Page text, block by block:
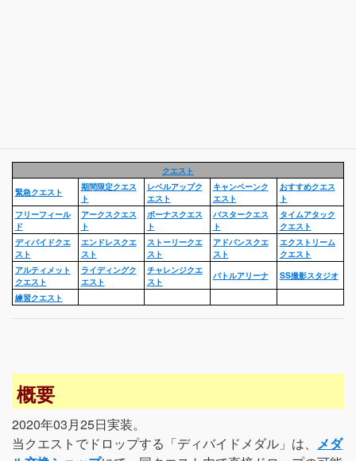
クエスト
緊急クエスト
期間限定クエス
ト
レベルアップク
エスト
キャンペーンク
エスト
おすすめクエス
ト
フリーフィール
ド
アークスクエス
ト
ボーナスクエス
ト
バスタークエス
ト
タイムアタック
クエスト
ディバイドクエ
スト
エンドレスクエ
スト
ストーリークエ
スト
アドバンスクエ
スト
エクストリーム
クエスト
アルティメット
クエスト
ライディングク
エスト
チャレンジクエ
スト
バトルアリーナ
SS撮影スタジオ
練習クエスト
概要
2020年03月25日実装。
当クエストでドロップする「ディバイドメダル」は、 メダ